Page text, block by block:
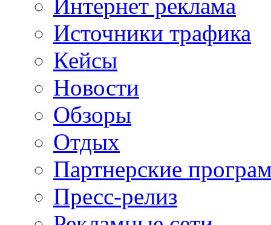
Интернет реклама
Источники трафика
Кейсы
Новости
Обзоры
Отдых
Партнерские
Пресс-релиз